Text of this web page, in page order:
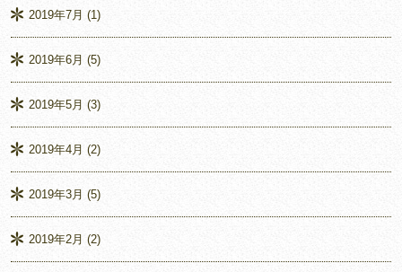
2019年7月 (1)
2019年6月 (5)
2019年5月 (3)
2019年4月 (2)
2019年3月 (5)
2019年2月 (2)